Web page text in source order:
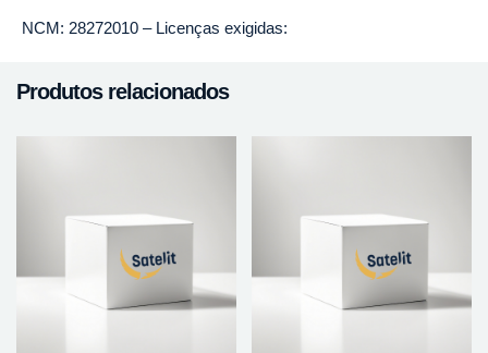
NCM: 28272010 – Licenças exigidas:
Produtos relacionados